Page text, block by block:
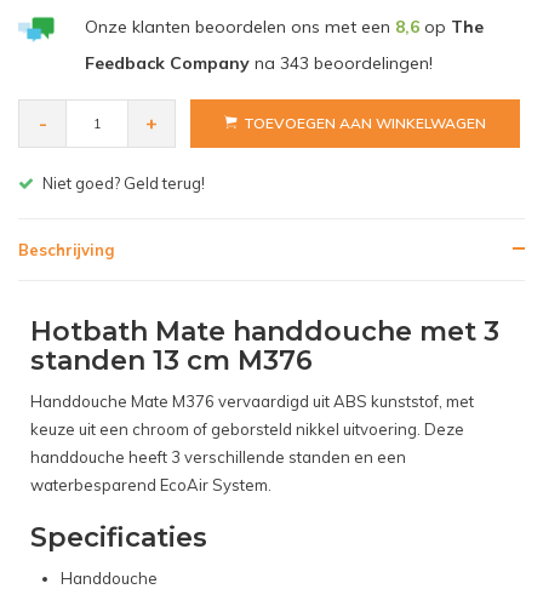
Onze klanten beoordelen ons met een 8,6op The
Feedback Companyna 343 beoordelingen!
- + TOEVOEGEN AAN WINKELWAGEN
Gratis bezorgen v.a. € 150,- (NL)
Beschrijving
Hotbath Mate handdouche met 3
standen 13 cm M376
Handdouche Mate M376 vervaardigd uit ABS kunststof, met
keuze uit een chroom of geborsteld nikkel uitvoering. Deze
handdouche heeft 3 verschillende standen en een
waterbesparend EcoAir System.
Specificaties
Handdouche